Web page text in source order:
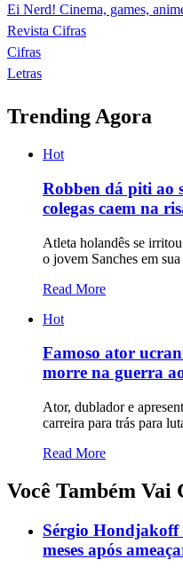
Ei Nerd! Cinema, games,
Revista Cifras
Cifras
Letras
Trending Agora
Hot
Robben dá piti ao
colegas caem na
Atleta holandês se
o jovem Sanches em sua
Read More
Hot
Famoso ator
morre na guerra
Ator, dublador e
carreira para trás para
Read More
Você Também Vai
Sérgio Hondjakoff
meses após